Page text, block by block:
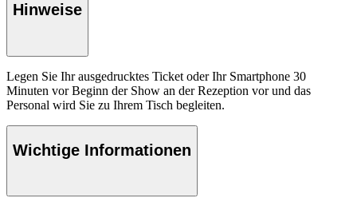
Hinweise
Legen Sie Ihr ausgedrucktes Ticket oder Ihr Smartphone 30
Minuten vor Beginn der Show an der Rezeption vor und das
Personal wird Sie zu Ihrem Tisch begleiten.
Wichtige Informationen